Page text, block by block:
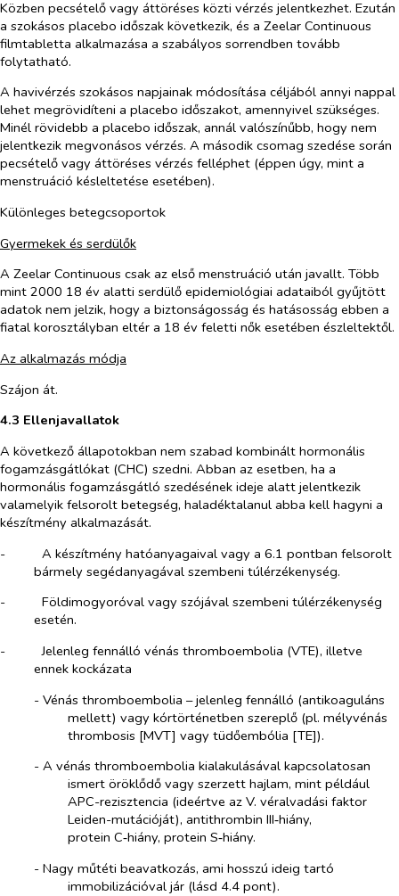
Közben pecsételő vagy áttöréses közti vérzés jelentkezhet. Ezután
a szokásos placebo időszak következik, és a Zeelar Continuous
filmtabletta alkalmazása a szabályos sorrendben tovább
folytatható.
A havivérzés szokásos napjainak módosítása céljából annyi nappal
lehet megrövidíteni a placebo időszakot, amennyivel szükséges.
Minél rövidebb a placebo időszak, annál valószínűbb, hogy nem
jelentkezik megvonásos vérzés. A második csomag szedése során
pecsételő vagy áttöréses vérzés felléphet (éppen úgy, mint a
menstruáció késleltetése esetében).
Különleges betegcsoportok
Gyermekek és serdülők
A Zeelar Continuous csak az első menstruáció után javallt. Több
mint 2000 18 év alatti serdülő epidemiológiai adataiból gyűjtött
adatok nem jelzik, hogy a biztonságosság és hatásosság ebben a
fiatal korosztályban eltér a 18 év feletti nők esetében észleltektől.
Az alkalmazás módja
Szájon át.
4.3 Ellenjavallatok
A következő állapotokban nem szabad kombinált hormonális
fogamzásgátlókat (CHC) szedni. Abban az esetben, ha a
hormonális fogamzásgátló szedésének ideje alatt jelentkezik
valamelyik felsorolt betegség, haladéktalanul abba kell hagyni a
készítmény alkalmazását.
-​
A készítmény hatóanyagaival vagy a 6.1 pontban felsorolt
bármely segédanyagával szembeni túlérzékenység.
-​
Földimogyoróval vagy szójával szembeni túlérzékenység
esetén.
-​
Jelenleg fennálló vénás thromboembolia (VTE), illetve
ennek kockázata
-​ Vénás thromboembolia – jelenleg fennálló (antikoaguláns
mellett) vagy kórtörténetben szereplő (pl. mélyvénás
thrombosis [MVT] vagy tüdőembólia [TE]).
-​ A vénás thromboembolia kialakulásával kapcsolatosan
ismert öröklődő vagy szerzett hajlam, mint például
APC-rezisztencia (ideértve az V. véralvadási faktor
Leiden-mutációját), antithrombin III‑hiány,
protein C‑hiány, protein S‑hiány.
-​ Nagy műtéti beavatkozás, ami hosszú ideig tartó
immobilizációval jár (lásd 4.4 pont).